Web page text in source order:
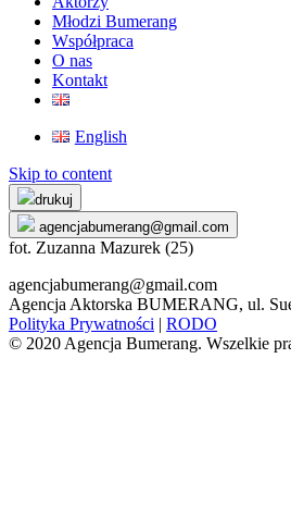
Młodzi Bumerang
Współpraca
O nas
Kontakt
English
Skip to content
drukuj
agencjabumerang@gmail.com
fot. Zuzanna Mazurek (25)
agencjabumerang@gmail.com
Agencja Aktorska BUMERANG, ul.
Polityka Prywatności | RODO
© 2020 Agencja Bumerang. Wszelkie